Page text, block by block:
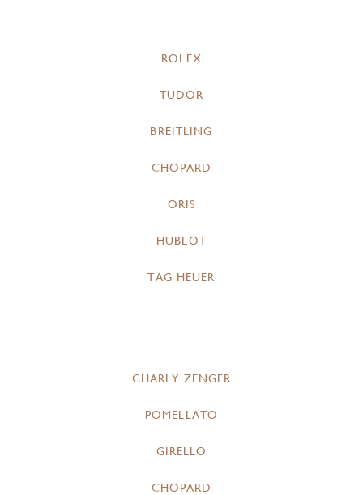
ROLEX
TUDOR
BREITLING
CHOPARD
ORIS
HUBLOT
TAG HEUER
CHARLY ZENGER
POMELLATO
GIRELLO
CHOPARD